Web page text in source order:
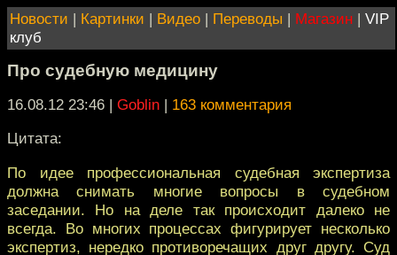
Новости | Картинки | Видео | Переводы | Магазин | VIP
клуб
Про судебную медицину
16.08.12 23:46 | Goblin | 163 комментария
Цитата:
По идее профессиональная судебная экспертиза
должна снимать многие вопросы в судебном
заседании. Но на деле так происходит далеко не
всегда. Во многих процессах фигурирует несколько
экспертиз, нередко противоречащих друг другу. Суд